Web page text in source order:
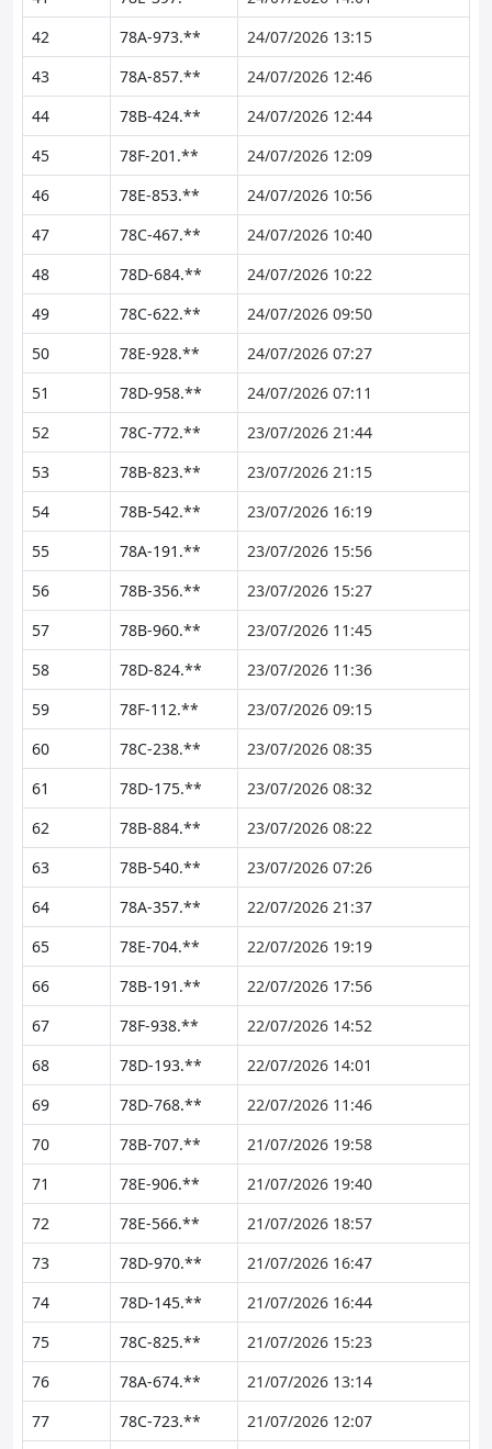
42
78A-973.**
24/07/2026 13:15
43
78A-857.**
24/07/2026 12:46
44
78B-424.**
24/07/2026 12:44
45
78F-201.**
24/07/2026 12:09
46
78E-853.**
24/07/2026 10:56
47
78C-467.**
24/07/2026 10:40
48
78D-684.**
24/07/2026 10:22
49
78C-622.**
24/07/2026 09:50
50
78E-928.**
24/07/2026 07:27
51
78D-958.**
24/07/2026 07:11
52
78C-772.**
23/07/2026 21:44
53
78B-823.**
23/07/2026 21:15
54
78B-542.**
23/07/2026 16:19
55
78A-191.**
23/07/2026 15:56
56
78B-356.**
23/07/2026 15:27
57
78B-960.**
23/07/2026 11:45
58
78D-824.**
23/07/2026 11:36
59
78F-112.**
23/07/2026 09:15
60
78C-238.**
23/07/2026 08:35
61
78D-175.**
23/07/2026 08:32
62
78B-884.**
23/07/2026 08:22
63
78B-540.**
23/07/2026 07:26
64
78A-357.**
22/07/2026 21:37
65
78E-704.**
22/07/2026 19:19
66
78B-191.**
22/07/2026 17:56
67
78F-938.**
22/07/2026 14:52
68
78D-193.**
22/07/2026 14:01
69
78D-768.**
22/07/2026 11:46
70
78B-707.**
21/07/2026 19:58
71
78E-906.**
21/07/2026 19:40
72
78E-566.**
21/07/2026 18:57
73
78D-970.**
21/07/2026 16:47
74
78D-145.**
21/07/2026 16:44
75
78C-825.**
21/07/2026 15:23
76
78A-674.**
21/07/2026 13:14
77
78C-723.**
21/07/2026 12:07